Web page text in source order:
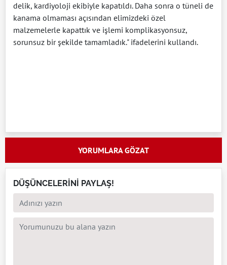
delik, kardiyoloji ekibiyle kapatıldı. Daha sonra o tüneli de
kanama olmaması açısından elimizdeki özel
malzemelerle kapattık ve işlemi komplikasyonsuz,
sorunsuz bir şekilde tamamladık." ifadelerini kullandı.
YORUMLARA GÖZAT
DÜŞÜNCELERİNİ PAYLAŞ!